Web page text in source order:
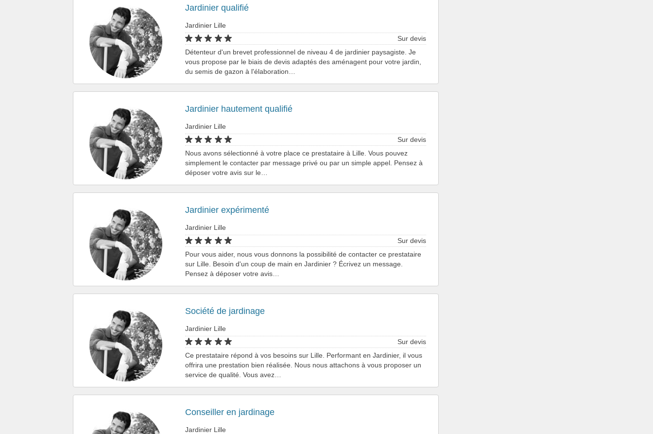
Jardinier qualifié
Jardinier Lille
Sur devis
Détenteur d'un brevet professionnel de niveau 4 de jardinier paysagiste. Je
vous propose par le biais de devis adaptés des aménagent pour votre jardin,
du semis de gazon à l'élaboration…
Jardinier hautement qualifié
Jardinier Lille
Sur devis
Nous avons sélectionné à votre place ce prestataire à Lille. Vous pouvez
simplement le contacter par message privé ou par un simple appel. Pensez à
déposer votre avis sur le…
Jardinier expérimenté
Jardinier Lille
Sur devis
Pour vous aider, nous vous donnons la possibilité de contacter ce prestataire
sur Lille. Besoin d'un coup de main en Jardinier ? Écrivez un message.
Pensez à déposer votre avis…
Société de jardinage
Jardinier Lille
Sur devis
Ce prestataire répond à vos besoins sur Lille. Performant en Jardinier, il vous
offrira une prestation bien réalisée. Nous nous attachons à vous proposer un
service de qualité. Vous avez…
Conseiller en jardinage
Jardinier Lille